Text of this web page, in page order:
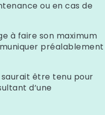
ou en cas de
à faire son maximum
préalablement
saurait être tenu pour
d’une